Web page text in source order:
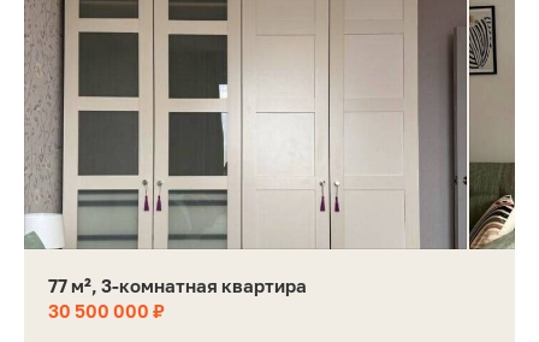
77 м², 3-комнатная квартира
30 500 000 ₽